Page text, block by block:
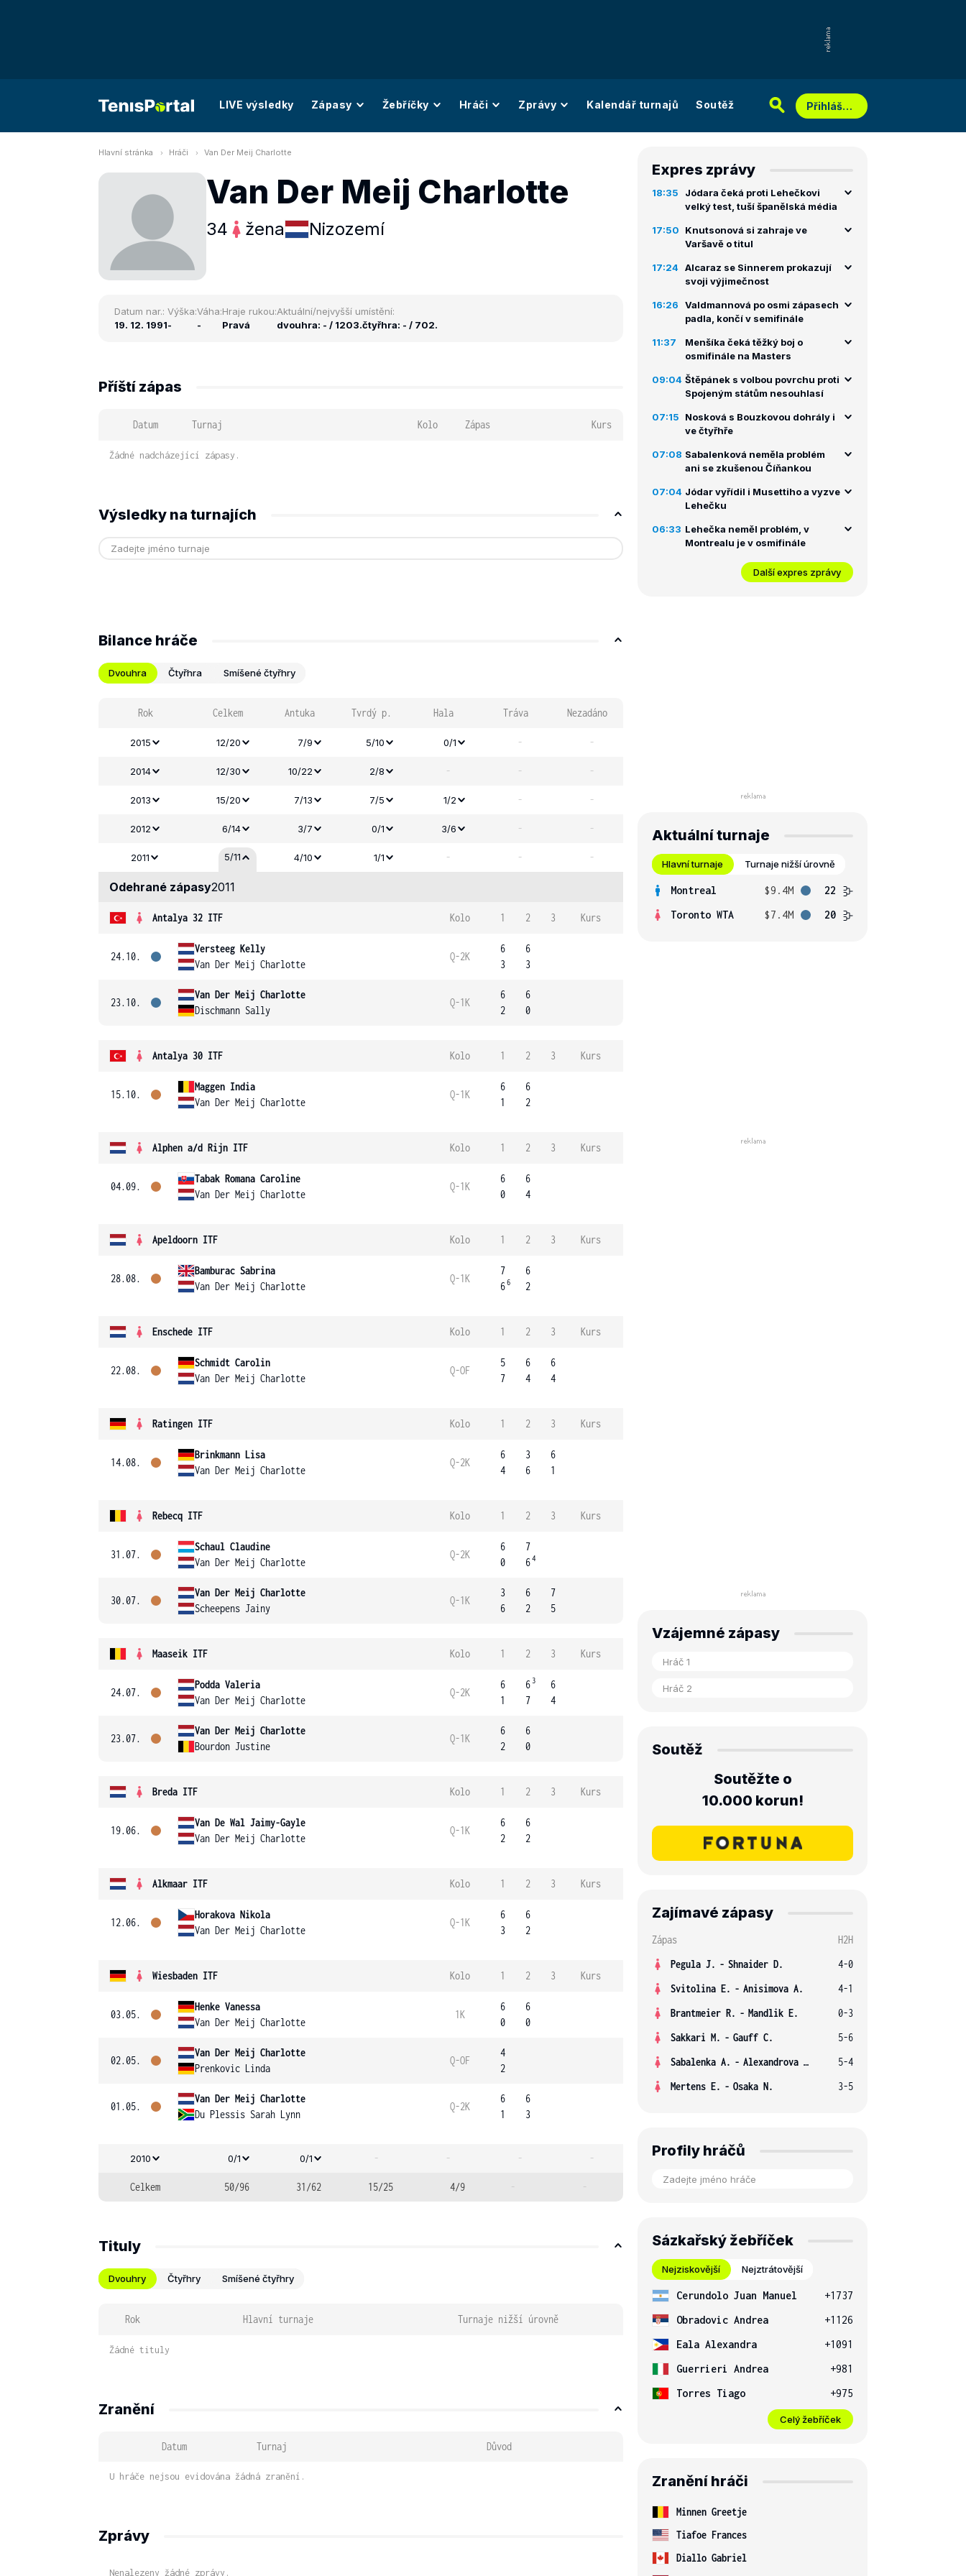
LIVE výsledky Zápasy Žebříčky Hráči Zprávy Kalendář turnajů Soutěž Přihlášení
Hlavní stránka Hráči Van Der Meij Charlotte
Van Der Meij Charlotte
34 žena Nizozemí
Datum nar.:
19. 12. 1991
Výška:
-
Váha:
-
Hraje rukou:
Pravá
Aktuální/nejvyšší umístění:
dvouhra: - / 1203.čtyřhra: - / 702.
Příští zápas
Datum Turnaj Kolo Zápas Kurs
Žádné nadcházející zápasy.
Výsledky na turnajích
Bilance hráče
Dvouhra Čtyřhra Smíšené čtyřhry
Rok Celkem Antuka Tvrdý p. Hala Tráva Nezadáno
2015 12/20 7/9 5/10 0/1 - -
2014 12/30 10/22 2/8 - - -
2013 15/20 7/13 7/5 1/2 - -
2012 6/14 3/7 0/1 3/6 - -
2011 5/11 4/10 1/1 - - -
Odehrané zápasy2011
Antalya 32 ITF Kolo 1 2 3 Kurs
24.10.
Versteeg Kelly
Van Der Meij Charlotte
Q-2K
6
3
6
3
23.10.
Van Der Meij Charlotte
Dischmann Sally
Q-1K
6
2
6
0
Antalya 30 ITF Kolo 1 2 3 Kurs
15.10.
Maggen India
Van Der Meij Charlotte
Q-1K
6
1
6
2
Alphen a/d Rijn ITF Kolo 1 2 3 Kurs
04.09.
Tabak Romana Caroline
Van Der Meij Charlotte
Q-1K
6
0
6
4
Apeldoorn ITF Kolo 1 2 3 Kurs
28.08.
Bamburac Sabrina
Van Der Meij Charlotte
Q-1K
7
66
6
2
Enschede ITF Kolo 1 2 3 Kurs
22.08.
Schmidt Carolin
Van Der Meij Charlotte
Q-OF
5
7
6
4
6
4
Ratingen ITF Kolo 1 2 3 Kurs
14.08.
Brinkmann Lisa
Van Der Meij Charlotte
Q-2K
6
4
3
6
6
1
Rebecq ITF Kolo 1 2 3 Kurs
31.07.
Schaul Claudine
Van Der Meij Charlotte
Q-2K
6
0
7
64
30.07.
Van Der Meij Charlotte
Scheepens Jainy
Q-1K
3
6
6
2
7
5
Maaseik ITF Kolo 1 2 3 Kurs
24.07.
Podda Valeria
Van Der Meij Charlotte
Q-2K
6
1
6 3
7
6
4
23.07.
Van Der Meij Charlotte
Bourdon Justine
Q-1K
6
2
6
0
Breda ITF Kolo 1 2 3 Kurs
19.06.
Van De Wal Jaimy-Gayle
Van Der Meij Charlotte
Q-1K
6
2
6
2
Alkmaar ITF Kolo 1 2 3 Kurs
12.06.
Horakova Nikola
Van Der Meij Charlotte
Q-1K
6
3
6
2
Wiesbaden ITF Kolo 1 2 3 Kurs
03.05.
Henke Vanessa
Van Der Meij Charlotte
1K
6
0
6
0
02.05.
Van Der Meij Charlotte
Prenkovic Linda
Q-OF
4
2
01.05.
Van Der Meij Charlotte
Du Plessis Sarah Lynn
Q-2K
6
1
6
3
2010 0/1 0/1 - - - -
Celkem 50/96 31/62 15/25 4/9 - -
Tituly
Dvouhry Čtyřhry Smíšené čtyřhry
Rok Hlavní turnaje Turnaje nižší úrovně
Žádné tituly
Zranění
Datum Turnaj Důvod
U hráče nejsou evidována žádná zranění.
Zprávy
Nenalezeny žádné zprávy.
Expres zprávy
18:35
Jódara čeká proti Lehečkovi
velký test, tuší španělská média
17:50
Knutsonová si zahraje ve
Varšavě o titul
17:24 Alcaraz se Sinnerem prokazují
svoji výjimečnost
16:26
Valdmannová po osmi zápasech
padla, končí v semifinále
11:37
Menšíka čeká těžký boj o
osmifinále na Masters
09:04 Štěpánek s volbou povrchu proti
Spojeným státům nesouhlasí
07:15
Nosková s Bouzkovou dohrály i
ve čtyřhře
07:08 Sabalenková neměla problém
ani se zkušenou Číňankou
07:04 Jódar vyřídil i Musettiho a vyzve
Lehečku
06:33 Lehečka neměl problém, v
Montrealu je v osmifinále
Další expres zprávy
Aktuální turnaje
Hlavní turnaje Turnaje nižší úrovně
Montreal $9.4M
22
Toronto WTA
$7.4M 20
Vzájemné zápasy
Soutěž
Soutěžte o
10.000 korun!
Zajímavé zápasy
Zápas
H2H
Pegula J. - Shnaider D.
4-0
Svitolina E. - Anisimova A.
4-1
Brantmeier R. - Mandlik E.
0-3
Sakkari M. - Gauff C.
5-6
Sabalenka A. - Alexandrova E.
5-4
Mertens E. - Osaka N. 3-5
Profily hráčů
Sázkařský žebříček
Nejziskovější Nejztrátovější
Cerundolo Juan Manuel
+1737
Obradovic Andrea
+1126
Eala Alexandra
+1091
Guerrieri Andrea
+981
Torres Tiago
+975
Celý žebříček
Zranění hráči
Minnen Greetje
Tiafoe Frances
Diallo Gabriel